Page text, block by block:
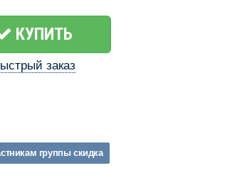
КУПИТЬ
заказ
группыскидка